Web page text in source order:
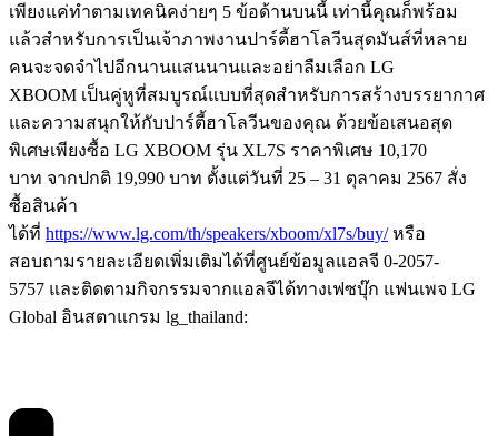
เพียงแค่ทำตามเทคนิคง่ายๆ 5 ข้อด้านบนนี้ เท่านี้คุณก็พร้อม
แล้วสำหรับการเป็นเจ้าภาพงานปาร์ตี้ฮาโลวีนสุดมันส์ที่หลาย
คนจะจดจำไปอีกนานแสนนานและอย่าลืมเลือก LG
XBOOM เป็นคู่หูที่สมบูรณ์แบบที่สุดสำหรับการสร้างบรรยากาศ
และความสนุกให้กับปาร์ตี้ฮาโลวีนของคุณ ด้วยข้อเสนอสุด
พิเศษเพียงซื้อ LG XBOOM รุ่น XL7S ราคาพิเศษ 10,170
บาท จากปกติ 19,990 บาท ตั้งแต่วันที่ 25 – 31 ตุลาคม 2567 สั่ง
ซื้อสินค้า
ได้ที่ https://www.lg.com/th/speakers/xboom/xl7s/buy/หรือ
สอบถามรายละเอียดเพิ่มเติมได้ที่ศูนย์ข้อมูลแอลจี 0-2057-
5757 และติดตามกิจกรรมจากแอลจีได้ทางเฟซบุ๊ก แฟนเพจ LG
Global อินสตาแกรม lg_thailand: